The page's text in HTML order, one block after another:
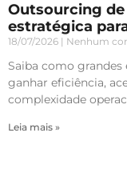
Outsourcing
estratégica
18/07/2026 Nenhum
Saiba como
ganhar eficiência,
complexidade
Leia mais »